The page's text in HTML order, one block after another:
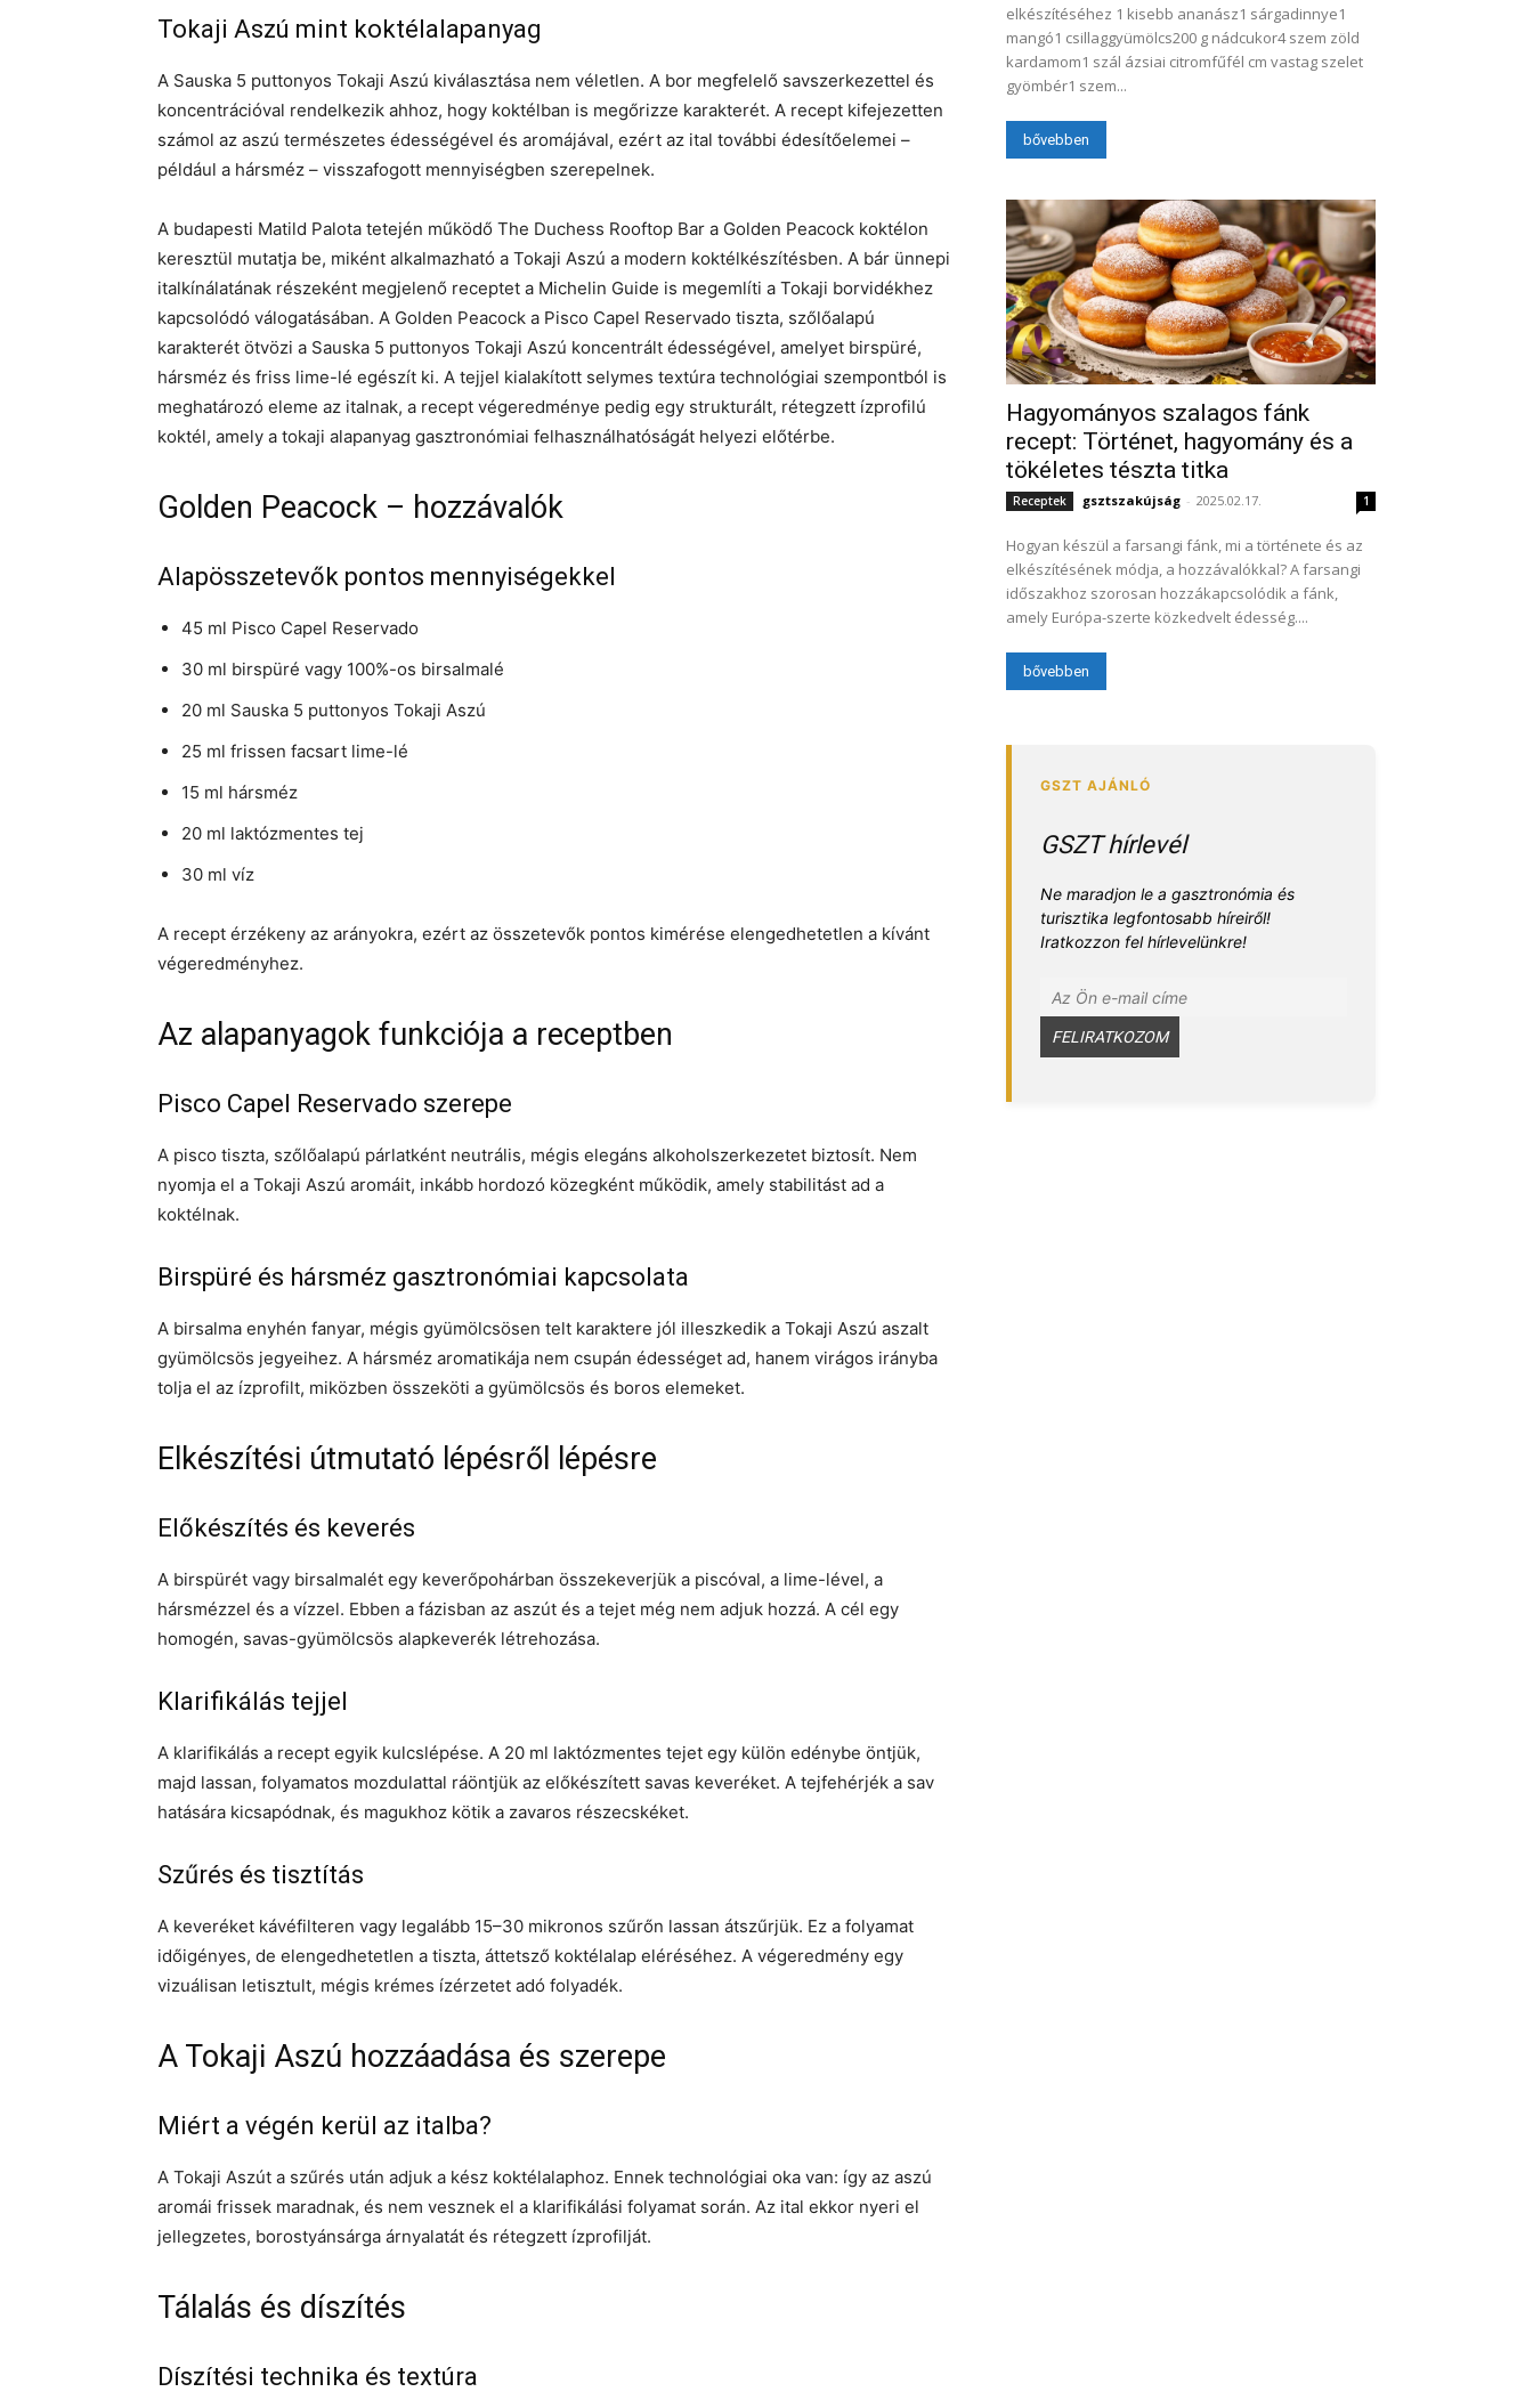
Tokaji Aszú mint koktélalapanyag
A Sauska 5 puttonyos Tokaji Aszú kiválasztása nem véletlen. A bor megfelelő savszerkezettel és
koncentrációval rendelkezik ahhoz, hogy koktélban is megőrizze karakterét. A recept kifejezetten
számol az aszú természetes édességével és aromájával, ezért az ital további édesítőelemei –
például a hársméz – visszafogott mennyiségben szerepelnek.
A budapesti Matild Palota tetején működő The Duchess Rooftop Bar a Golden Peacock koktélon
keresztül mutatja be, miként alkalmazható a Tokaji Aszú a modern koktélkészítésben. A bár ünnepi
italkínálatának részeként megjelenő receptet a Michelin Guide is megemlíti a Tokaji borvidékhez
kapcsolódó válogatásában. A Golden Peacock a Pisco Capel Reservado tiszta, szőlőalapú
karakterét ötvözi a Sauska 5 puttonyos Tokaji Aszú koncentrált édességével, amelyet birspüré,
hársméz és friss lime-lé egészít ki. A tejjel kialakított selymes textúra technológiai szempontból is
meghatározó eleme az italnak, a recept végeredménye pedig egy strukturált, rétegzett ízprofilú
koktél, amely a tokaji alapanyag gasztronómiai felhasználhatóságát helyezi előtérbe.
Golden Peacock – hozzávalók
Alapösszetevők pontos mennyiségekkel
45 ml Pisco Capel Reservado
30 ml birspüré vagy 100%-os birsalmalé
20 ml Sauska 5 puttonyos Tokaji Aszú
25 ml frissen facsart lime-lé
15 ml hársméz
20 ml laktózmentes tej
30 ml víz
A recept érzékeny az arányokra, ezért az összetevők pontos kimérése elengedhetetlen a kívánt
végeredményhez.
Az alapanyagok funkciója a receptben
Pisco Capel Reservado szerepe
A pisco tiszta, szőlőalapú párlatként neutrális, mégis elegáns alkoholszerkezetet biztosít. Nem
nyomja el a Tokaji Aszú aromáit, inkább hordozó közegként működik, amely stabilitást ad a
koktélnak.
Birspüré és hársméz gasztronómiai kapcsolata
A birsalma enyhén fanyar, mégis gyümölcsösen telt karaktere jól illeszkedik a Tokaji Aszú aszalt
gyümölcsös jegyeihez. A hársméz aromatikája nem csupán édességet ad, hanem virágos irányba
tolja el az ízprofilt, miközben összeköti a gyümölcsös és boros elemeket.
Elkészítési útmutató lépésről lépésre
Előkészítés és keverés
A birspürét vagy birsalmalét egy keverőpohárban összekeverjük a piscóval, a lime-lével, a
hársmézzel és a vízzel. Ebben a fázisban az aszút és a tejet még nem adjuk hozzá. A cél egy
homogén, savas-gyümölcsös alapkeverék létrehozása.
Klarifikálás tejjel
A klarifikálás a recept egyik kulcslépése. A 20 ml laktózmentes tejet egy külön edénybe öntjük,
majd lassan, folyamatos mozdulattal ráöntjük az előkészített savas keveréket. A tejfehérjék a sav
hatására kicsapódnak, és magukhoz kötik a zavaros részecskéket.
Szűrés és tisztítás
A keveréket kávéfilteren vagy legalább 15–30 mikronos szűrőn lassan átszűrjük. Ez a folyamat
időigényes, de elengedhetetlen a tiszta, áttetsző koktélalap eléréséhez. A végeredmény egy
vizuálisan letisztult, mégis krémes ízérzetet adó folyadék.
A Tokaji Aszú hozzáadása és szerepe
Miért a végén kerül az italba?
A Tokaji Aszút a szűrés után adjuk a kész koktélalaphoz. Ennek technológiai oka van: így az aszú
aromái frissek maradnak, és nem vesznek el a klarifikálási folyamat során. Az ital ekkor nyeri el
jellegzetes, borostyánsárga árnyalatát és rétegzett ízprofilját.
Tálalás és díszítés
Díszítési technika és textúra
elkészítéséhez 1 kisebb ananász1 sárgadinnye1
mangó1 csillaggyümölcs200 g nádcukor4 szem zöld
kardamom1 szál ázsiai citromfűfél cm vastag szelet
gyömbér1 szem...
bővebben
Hagyományos szalagos fánk
recept: Történet, hagyomány és a
tökéletes tészta titka
Receptek gsztszakújság - 2025.02.17. 1
Hogyan készül a farsangi fánk, mi a története és az
elkészítésének módja, a hozzávalókkal? A farsangi
időszakhoz szorosan hozzákapcsolódik a fánk,
amely Európa-szerte közkedvelt édesség....
bővebben
GSZT hírlevél
Ne maradjon le a gasztronómia és
turisztika legfontosabb híreiről!
Iratkozzon fel hírlevelünkre!